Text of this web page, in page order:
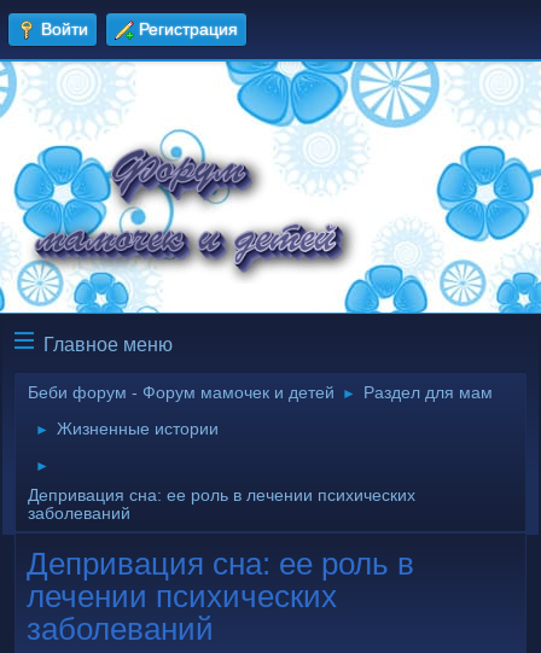
Войти Регистрация
Главное меню
Беби форум - Форум мамочек и детей ► Раздел для мам
► Жизненные истории
►
Депривация сна: ее роль в лечении психических
заболеваний
Депривация сна: ее роль в
лечении психических
заболеваний